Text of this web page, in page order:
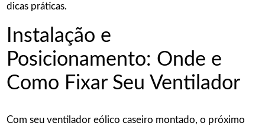
dicas práticas.
Instalação e
Posicionamento: Onde e
Como Fixar Seu Ventilador
Com seu ventilador eólico caseiro montado, o próximo